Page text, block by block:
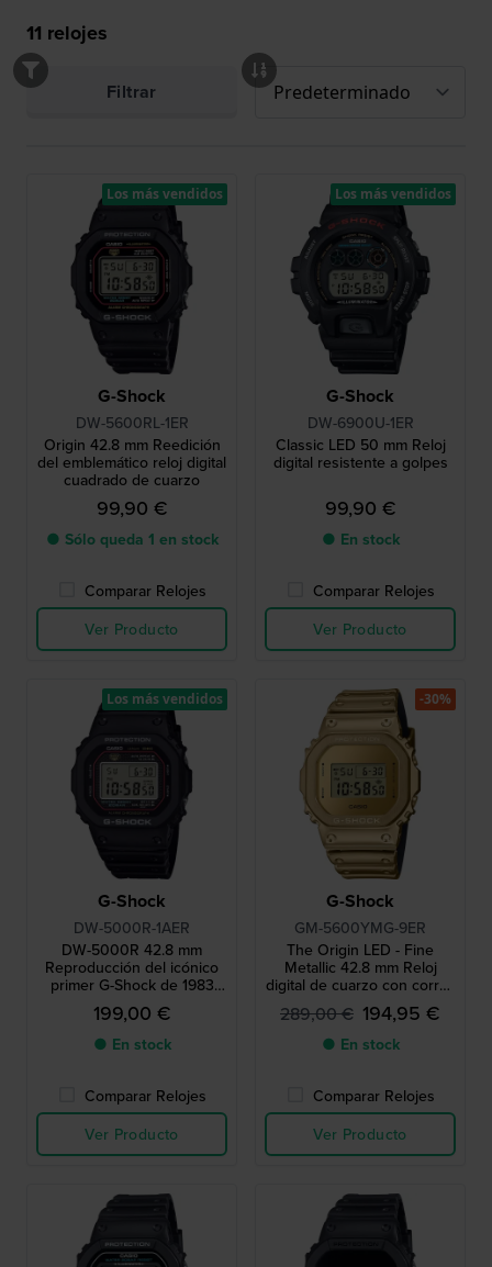
11 relojes
Filtrar
G-Shock
DW-5600RL-1ER
Origin 42.8 mm Reedición
del emblemático reloj digital
cuadrado de cuarzo
99,90 €
● Sólo queda 1 en stock
Comparar Relojes
Ver Producto
Los más vendidos
G-Shock
DW-6900U-1ER
Classic LED 50 mm Reloj
digital resistente a golpes
99,90 €
● En stock
Comparar Relojes
Ver Producto
Los más vendidos
G-Shock
DW-5000R-1AER
DW-5000R 42.8 mm
Reproducción del icónico
primer G-Shock de 1983
con caja de acero
199,00 €
● En stock
Comparar Relojes
Ver Producto
Los más vendidos
G-Shock
GM-5600YMG-9ER
The Origin LED - Fine
Metallic 42.8 mm Reloj
digital de cuarzo con correa
de silicona de apariencia
metálica única
289,00 € 194,95 €
● En stock
Comparar Relojes
Ver Producto
-30%